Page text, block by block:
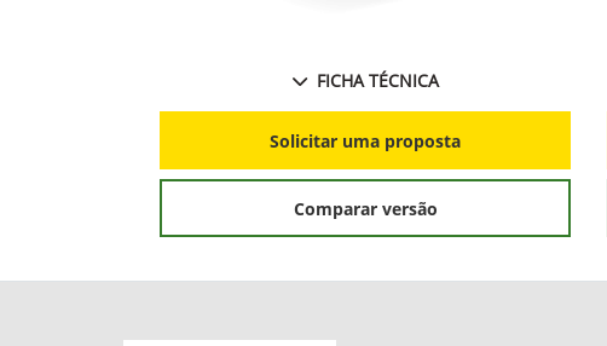
FICHA TÉCNICA
Solicitar uma proposta
Comparar versão